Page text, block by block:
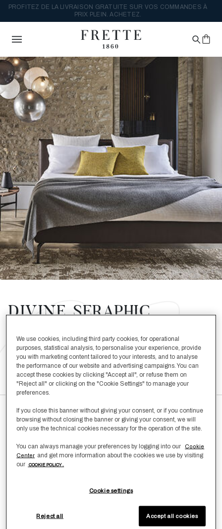
PROFITEZ DE LA LIVRAISON GRATUITE SUR VOS COMMANDES À
PRIX PLEIN. ACHETEZ.
DIVINE, SERAPHIC,
ACHETER LE LOOK
Divine Taie D'Oreiller
350,00 €
We use cookies, including third party cookies, for operational
purposes, statistical analysis, to personalise your experience, provide
you with marketing content tailored to your interests, and to analyse
the performance of our website and advertising campaigns. You can
accept these cookies by clicking "Accept all", or refuse them on
"Reject all" or clicking on the "Cookie Settings" to manage your
preferences.
If you close this banner without giving your consent, or if you continue
browsing without closing the banner or giving your consent, we will
only use the technical cookies necessary for the operation of the site.
You can always manage your preferences by logging into our
Cookie
Center and get more information about the cookies we use by visiting
our
COOKIE POLICY .
Cookie settings
Reject all Accept all cookies